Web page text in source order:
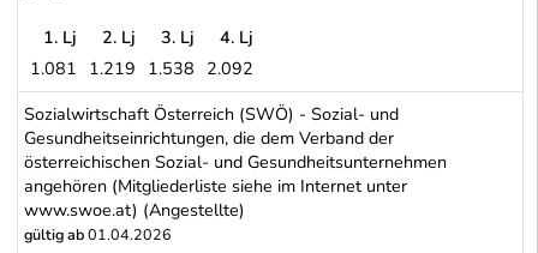
Gemeinde WIEN (gemäß Dienstvorschrift für Lehrlinge)
1. Lj 2. Lj 3. Lj
4. Lj
1.081 1.219 1.538 2.092
Sozialwirtschaft Österreich (SWÖ) - Sozial- und
Gesundheitseinrichtungen, die dem Verband der
österreichischen Sozial- und Gesundheitsunternehmen
angehören (Mitgliederliste siehe im Internet unter
www.swoe.at) (Angestellte)
gültig ab01.04.2026